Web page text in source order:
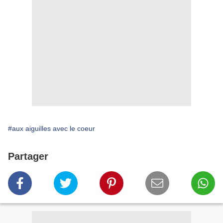
#aux aiguilles avec le coeur
Partager